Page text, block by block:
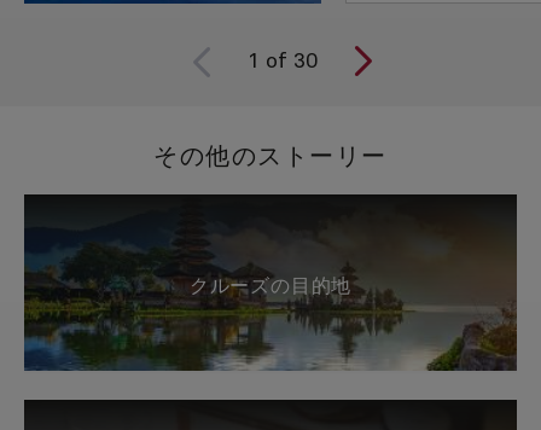
1 of 30
その他のストーリー
クルーズの目的地